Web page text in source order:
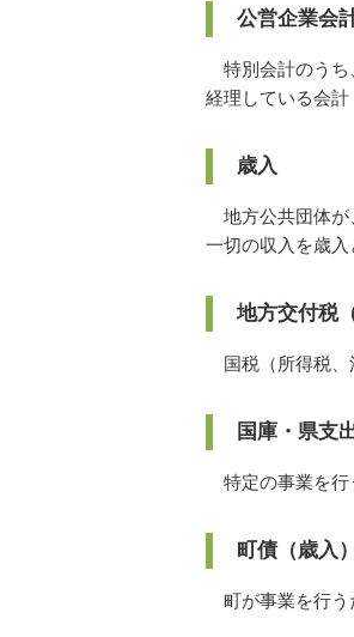
公営企業会
特別会計のうち
経理している会計
歳入
地方公共団体が
一切の収入を歳入
地方交付税
国税（所得税、
国庫・県支
特定の事業を行
町債（歳入）
町が事業を行う